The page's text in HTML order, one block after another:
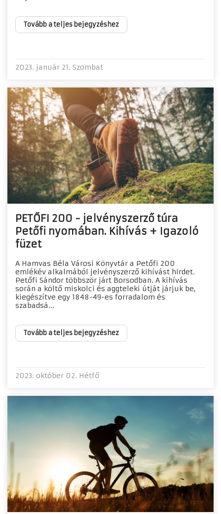
Tovább a teljes bejegyzéshez
2023. január 21. Szombat
PETŐFI 200 - jelvényszerző túra
Petőfi nyomában. Kihívás + Igazoló
füzet
A Hamvas Béla Városi Könyvtár a Petőfi 200
emlékév alkalmából jelvényszerző kihívást hirdet.
Petőfi Sándor többször járt Borsodban. A kihívás
során a költő miskolci és aggteleki útját járjuk be,
kiegészítve egy 1848-49-es forradalom és
szabadsá...
Tovább a teljes bejegyzéshez
2023. október 02. Hétfő